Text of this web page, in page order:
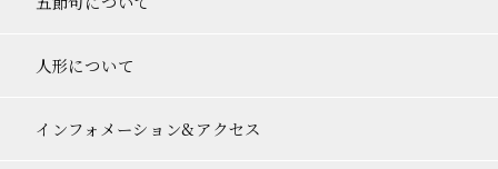
人形について
インフォメーション&アクセス